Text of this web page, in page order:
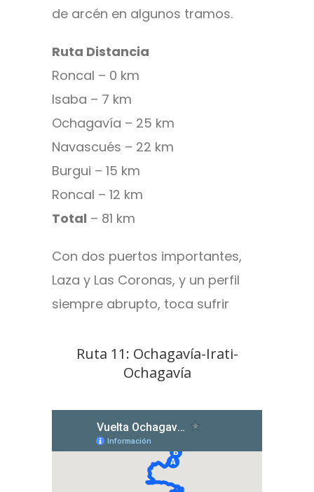
de arcén en algunos tramos.
Ruta Distancia
Roncal – 0 km
Isaba – 7 km
Ochagavía – 25 km
Navascués – 22 km
Burgui – 15 km
Roncal – 12 km
Total – 81 km
Con dos puertos importantes,
Laza y Las Coronas, y un perfil
siempre abrupto, toca sufrir
Ruta 11: Ochagavía-Irati-
Ochagavía